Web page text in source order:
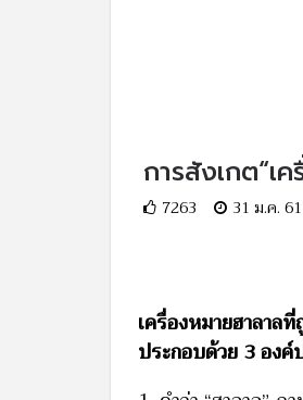
การสังเกต“เ
7263 31 ม.ค. 61
เครื่องหมายฮาลาล
ประกอบด้วย 3 อง